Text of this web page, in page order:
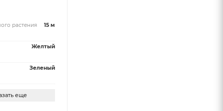
растения 15 м
Желтый
Зеленый
еще